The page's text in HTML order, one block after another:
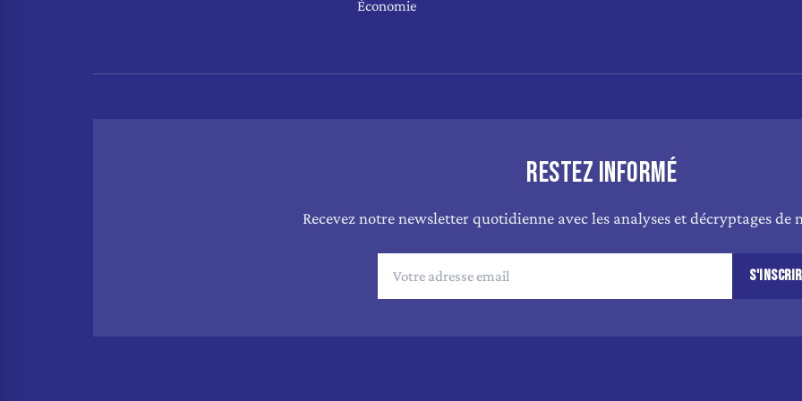
Économie
RESTEZ INFORMÉ
Recevez notre newsletter quotidienne avec les analyses et décryptages de